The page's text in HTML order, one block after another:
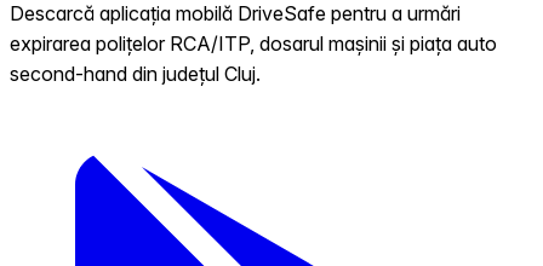
Descarcă aplicația mobilă DriveSafe pentru a urmări
expirarea polițelor RCA/ITP, dosarul mașinii și piața auto
second-hand din județul Cluj.